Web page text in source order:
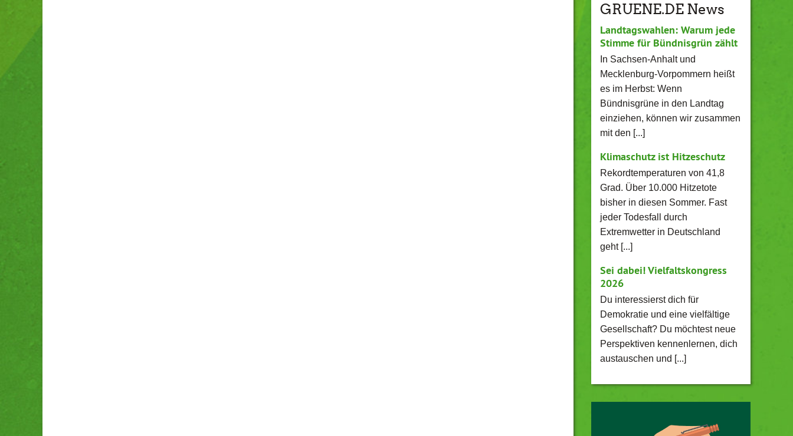
GRUENE.DE News
Landtagswahlen: Warum jede
Stimme für Bündnisgrün zählt
In Sachsen-Anhalt und
Mecklenburg-Vorpommern heißt
es im Herbst: Wenn
Bündnisgrüne in den Landtag
einziehen, können wir zusammen
mit den [...]
Klimaschutz ist Hitzeschutz
Rekordtemperaturen von 41,8
Grad. Über 10.000 Hitzetote
bisher in diesen Sommer. Fast
jeder Todesfall durch
Extremwetter in Deutschland
geht [...]
Sei dabei! Vielfaltskongress
2026
Du interessierst dich für
Demokratie und eine vielfältige
Gesellschaft? Du möchtest neue
Perspektiven kennenlernen, dich
austauschen und [...]